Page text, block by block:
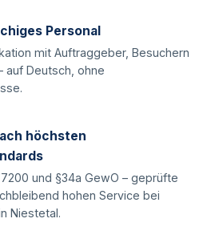
Personal
mit Auftraggeber, Besuchern
auf Deutsch, ohne
höchsten
und §34a GewO – geprüfte
hohen Service bei
Niestetal.